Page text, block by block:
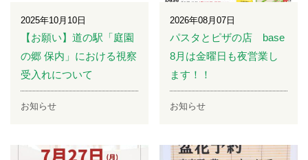
2025年10月10日
【お願い】道の駅「庭園
の郷 保内」における視察
受入れについて
お知らせ
2026年08月07日
パスタとピザの店 base
8月は金曜日も夜営業し
ます！！
お知らせ